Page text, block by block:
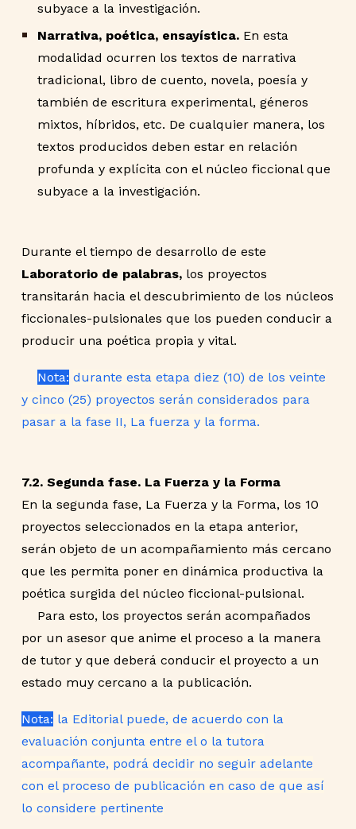
subyace a la investigación.
Narrativa, poética, ensayística. En esta
modalidad ocurren los textos de narrativa
tradicional, libro de cuento, novela, poesía y
también de escritura experimental, géneros
mixtos, híbridos, etc. De cualquier manera, los
textos producidos deben estar en relación
profunda y explícita con el núcleo ficcional que
subyace a la investigación.
Durante el tiempo de desarrollo de este
Laboratorio de palabras, los proyectos
transitarán hacia el descubrimiento de los núcleos
ficcionales-pulsionales que los pueden conducir a
producir una poética propia y vital.
Nota: durante esta etapa diez (10) de los veinte
y cinco (25) proyectos serán considerados para
pasar a la fase II, La fuerza y la forma.
7.2. Segunda fase. La Fuerza y la Forma
En la segunda fase, La Fuerza y la Forma, los 10
proyectos seleccionados en la etapa anterior,
serán objeto de un acompañamiento más cercano
que les permita poner en dinámica productiva la
poética surgida del núcleo ficcional-pulsional.
Para esto, los proyectos serán acompañados
por un asesor que anime el proceso a la manera
de tutor y que deberá conducir el proyecto a un
estado muy cercano a la publicación.
Nota: la Editorial puede, de acuerdo con la
evaluación conjunta entre el o la tutora
acompañante, podrá decidir no seguir adelante
con el proceso de publicación en caso de que así
lo considere pertinente